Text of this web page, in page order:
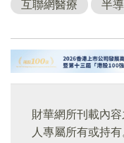
互聯網醫療 半
財華網所刊載內
人專屬所有或持